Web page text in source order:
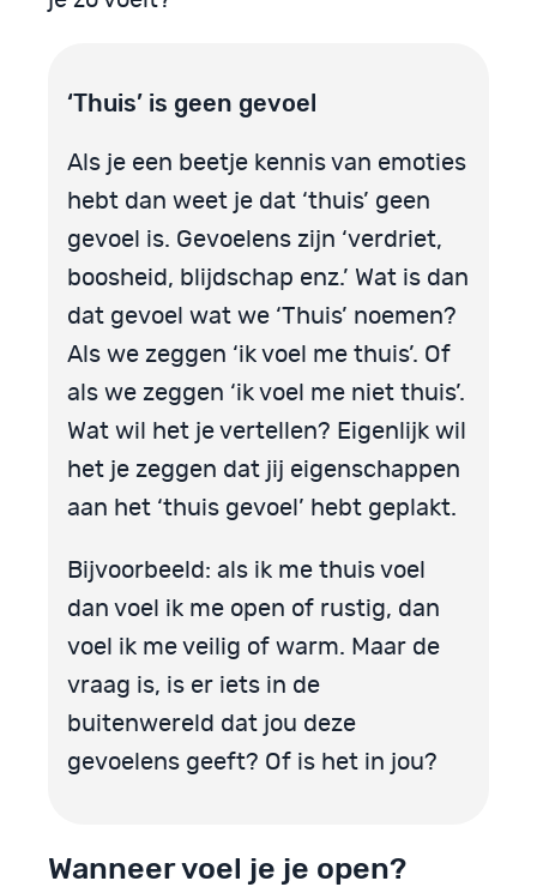
‘Thuis’ is geen gevoel
Als je een beetje kennis van emoties
hebt dan weet je dat ‘thuis’ geen
gevoel is. Gevoelens zijn ‘verdriet,
boosheid, blijdschap enz.’ Wat is dan
dat gevoel wat we ‘Thuis’ noemen?
Als we zeggen ‘ik voel me thuis’. Of
als we zeggen ‘ik voel me niet thuis’.
Wat wil het je vertellen? Eigenlijk wil
het je zeggen dat jij eigenschappen
aan het ‘thuis gevoel’ hebt geplakt.
Bijvoorbeeld: als ik me thuis voel
dan voel ik me open of rustig, dan
voel ik me veilig of warm. Maar de
vraag is, is er iets in de
buitenwereld dat jou deze
gevoelens geeft? Of is het in jou?
Wanneer voel je je open?